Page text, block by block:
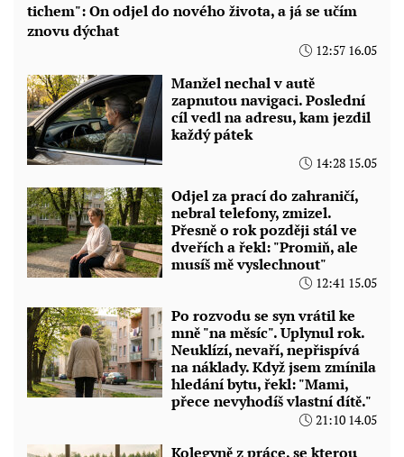
tichem": On odjel do nového života, a já se učím
znovu dýchat
12:57 16.05
Manžel nechal v autě
zapnutou navigaci. Poslední
cíl vedl na adresu, kam jezdil
každý pátek
14:28 15.05
Odjel za prací do zahraničí,
nebral telefony, zmizel.
Přesně o rok později stál ve
dveřích a řekl: "Promiň, ale
musíš mě vyslechnout"
12:41 15.05
Po rozvodu se syn vrátil ke
mně "na měsíc". Uplynul rok.
Neuklízí, nevaří, nepřispívá
na náklady. Když jsem zmínila
hledání bytu, řekl: "Mami,
přece nevyhodíš vlastní dítě."
21:10 14.05
Kolegyně z práce, se kterou